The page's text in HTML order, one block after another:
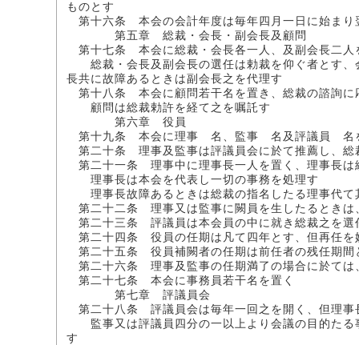
ものとす
第十六条 本会の会計年度は毎年四月一日に始まり
第五章 総裁・会長・副会長及顧問
第十七条 本会に総裁・会長各一人、及副会長二人
総裁・会長及副会長の選任は勅裁を仰ぐ者とす、
長共に故障あるときは副会長之を代理す
第十八条 本会に顧問若干名を置き、総裁の諮詢に
顧問は総裁勅許を経て之を嘱託す
第六章 役員
第十九条 本会に理事 名、監事 名及評議員 名
第二十条 理事及監事は評議員会に於て推薦し、総
第二十一条 理事中に理事長一人を置く、理事長は
理事長は本会を代表し一切の事務を処理す
理事長故障あるときは総裁の指名したる理事代て
第二十二条 理事又は監事に闕員を生したるときは
第二十三条 評議員は本会員の中に就き総裁之を選
第二十四条 役員の任期は凡て四年とす、但再任を
第二十五条 役員補闕者の任期は前任者の残任期間
第二十六条 理事及監事の任期満了の場合に於ては
第二十七条 本会に事務員若干名を置く
第七章 評議員会
第二十八条 評議員会は毎年一回之を開く、但理事
監事又は評議員四分の一以上より会議の目的たる
す